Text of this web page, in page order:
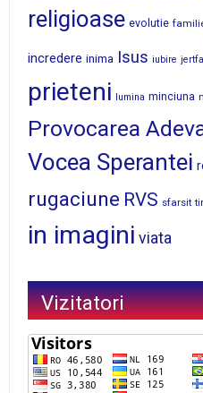
religioase evolutie
incredere inima Isus iubire jertfa
prieteni
lumina minciuna
Provocarea
Vocea Sperantei
rugaciune RVS sfarsit
in imagini viata
Vizitatori